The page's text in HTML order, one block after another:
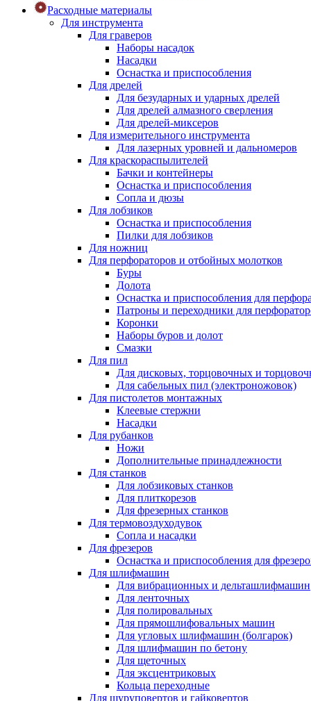
Расходные материалы
Для инструмента
Для граверов
Наборы насадок
Насадки
Оснастка и приспособления
Для дрелей
Для безударных и ударных дрелей
Для дрелей алмазного сверления
Для дрелей-миксеров
Для измерительного инструмента
Для лазерных уровней и дальномеров
Для краскораспылителей
Бачки и контейнеры
Оснастка и приспособления
Сопла и дюзы
Для лобзиков
Оснастка и приспособления
Пилки для лобзиков
Для ножниц
Для перфораторов и отбойных молотков
Буры
Долота
Оснастка и приспособления для
Патроны и переходники для
Коронки
Наборы буров и долот
Смазки
Для пил
Для дисковых, торцовочных и
Для сабельных пил (электроножовок)
Для пистолетов монтажных
Клеевые стержни
Насадки
Для рубанков
Ножи
Дополнительные принадлежности
Для станков
Для лобзиковых станков
Для плиткорезов
Для фрезерных станков
Для термовоздуходувок
Сопла и насадки
Для фрезеров
Оснастка и приспособления для
Для шлифмашин
Для вибрационных и дельташлифмашин
Для ленточных
Для полировальных
Для прямошлифовальных машин
Для угловых шлифмашин (болгарок)
Для шлифмашин по бетону
Для щеточных
Для эксцентриковых
Кольца переходные
Для шуруповертов и гайковертов